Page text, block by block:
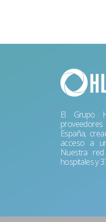
El Grupo
España,
acceso a
Nuestra
hospitales y